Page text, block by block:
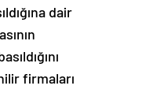
dair
firmaları